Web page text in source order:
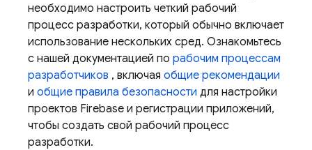
необходимо настроить четкий рабочий
процесс разработки, который обычно включает
использование нескольких сред. Ознакомьтесь
с нашей документацией по рабочим процессам
разработчиков , включая общие рекомендации
и общие правила безопасности для настройки
проектов Firebase и регистрации приложений,
чтобы создать свой рабочий процесс
разработки.